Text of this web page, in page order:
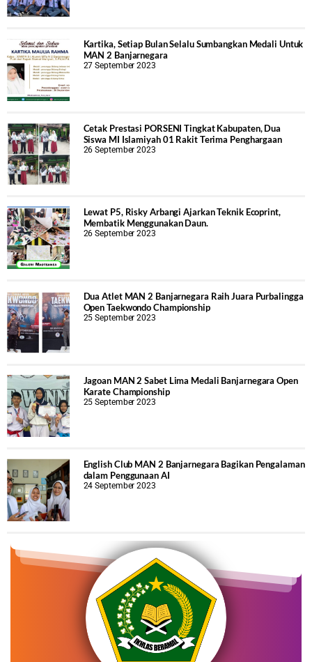
Kartika, Setiap Bulan Selalu Sumbangkan Medali Untuk
MAN 2 Banjarnegara
27 September 2023
Cetak Prestasi PORSENI Tingkat Kabupaten, Dua
Siswa MI Islamiyah 01 Rakit Terima Penghargaan
26 September 2023
Lewat P5, Risky Arbangi Ajarkan Teknik Ecoprint,
Membatik Menggunakan Daun.
26 September 2023
Dua Atlet MAN 2 Banjarnegara Raih Juara Purbalingga
Open Taekwondo Championship
25 September 2023
Jagoan MAN 2 Sabet Lima Medali Banjarnegara Open
Karate Championship
25 September 2023
English Club MAN 2 Banjarnegara Bagikan Pengalaman
dalam Penggunaan AI
24 September 2023